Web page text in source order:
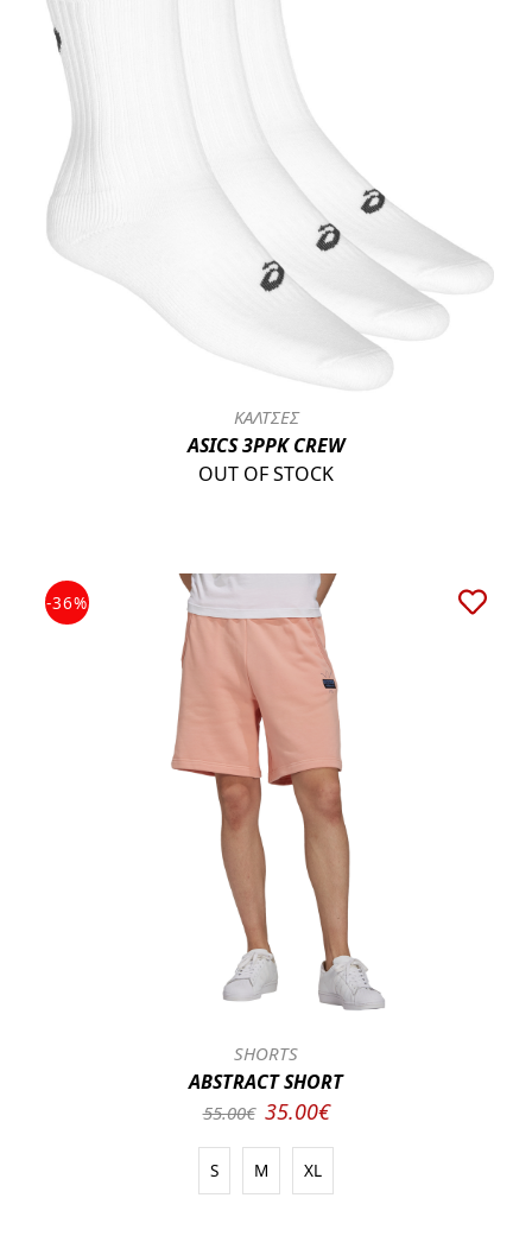
ΚΑΛΤΣΕΣ
ASICS 3PPK CREW
OUT OF STOCK
-36%
SHORTS
ABSTRACT SHORT
55.00€ 35.00€
S M XL